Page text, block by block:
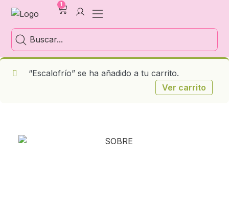
1
“Escalofrío” se ha añadido a tu carrito.
Ver carrito